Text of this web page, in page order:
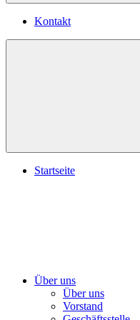
Kontakt
Startseite
Über uns
Über uns
Vorstand